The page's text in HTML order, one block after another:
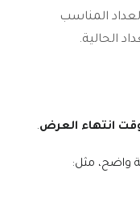
المناسب
الحالية.
انتهاء العرض.
واضح، مثل: